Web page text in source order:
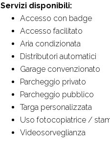
Servizi disponibili:
Accesso con badge
Accesso facilitato
Aria condizionata
Distributori automatici
Garage convenzionato
Parcheggio privato
Parcheggio pubblico
Targa personalizzata
Uso fotocopiatrice /
Videosorveglianza